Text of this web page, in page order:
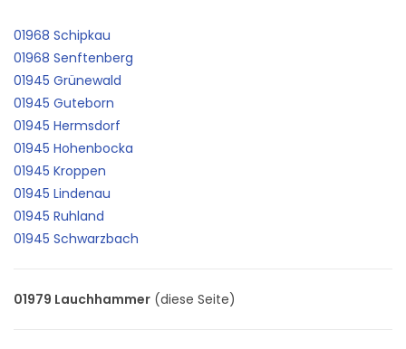
01968 Schipkau
01968 Senftenberg
01945 Grünewald
01945 Guteborn
01945 Hermsdorf
01945 Hohenbocka
01945 Kroppen
01945 Lindenau
01945 Ruhland
01945 Schwarzbach
01979 Lauchhammer (diese Seite)